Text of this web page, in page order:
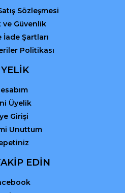
Sözleşmesi
ve Güvenlik
İade Şartları
Politikası
Üyelik
Girişi
Unuttum
EDİN